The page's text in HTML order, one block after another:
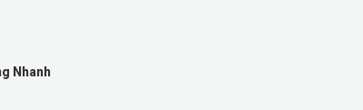
Nhanh